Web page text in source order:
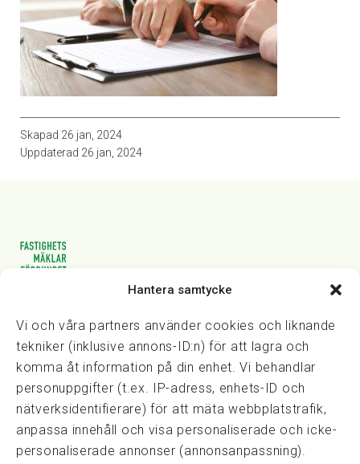
Hantera samtycke
Vi och våra partners använder cookies och liknande
tekniker (inklusive annons-ID:n) för att lagra och
komma åt information på din enhet. Vi behandlar
personuppgifter (t.ex. IP-adress, enhets-ID och
nätverksidentifierare) för att mäta webbplatstrafik,
anpassa innehåll och visa personaliserade och icke-
personaliserade annonser (annonsanpassning).
Skapad 26 jan, 2024
Uppdaterad 26 jan, 2024
Vasagatan 28, 111 20 Stockholm
kansli@fmf.se
Snabblänkar
Prisexempel
Medarbetare
Policies & integritet